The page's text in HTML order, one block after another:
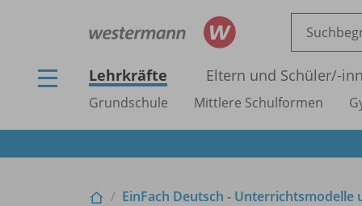
Lehrkräfte Eltern und Schüler/-
Grundschule Mittlere Schulformen
EinFach Deutsch - Unterrichtsmodelle